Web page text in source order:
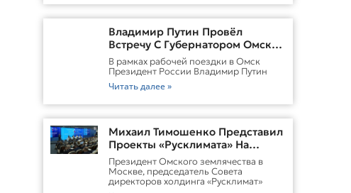
Владимир Путин Провёл
Встречу С Губернатором Омской
Области Виталием
ХоценкоИсточник
В рамках рабочей поездки в Омск
Президент России Владимир Путин
Читать далее »
Михаил Тимошенко Представил
Проекты «Русклимата» На
Форуме России И Казахстана
Президент Омского землячества в
Москве, председатель Совета
директоров холдинга «Русклимат»